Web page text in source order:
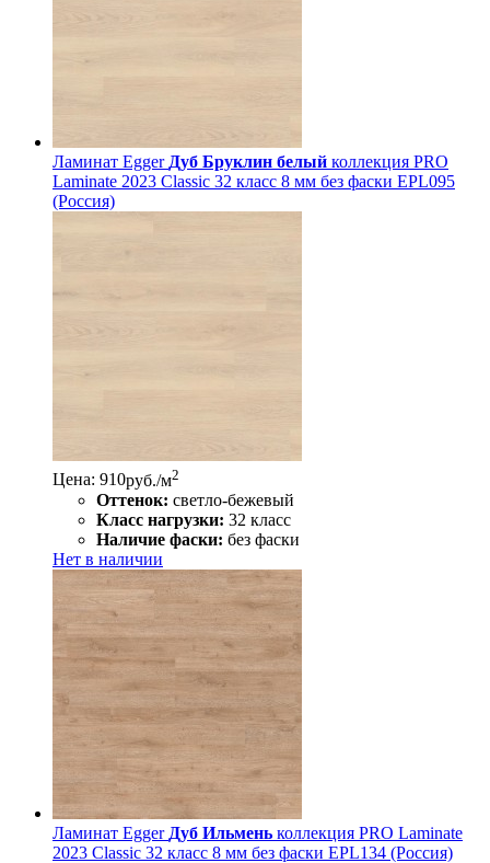
Ламинат Egger Дуб Бруклин белый коллекция PRO
Laminate 2023 Classic 32 класс 8 мм без фаски EPL095
(Россия)
Цена: 910руб./м2
Оттенок: светло-бежевый
Класс нагрузки: 32 класс
Наличие фаски: без фаски
Нет в наличии
Ламинат Egger Дуб Ильмень коллекция PRO Laminate
2023 Classic 32 класс 8 мм без фаски EPL134 (Россия)